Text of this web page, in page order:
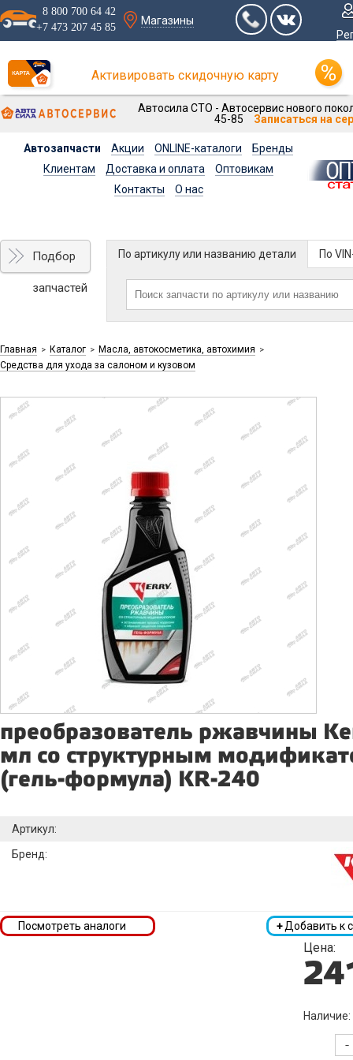
8 800 700 64 42
+7 473 207 45 85
Магазины
Активировать скидочную карту
Автосила СТО - Автосервис нового
45-85
Записаться на
Автозапчасти Акции ONLINE-каталоги
Бренды
Клиентам
Доставка и оплата
Оптовикам
Контакты
О нас
Подбор
запчастей
По артикулу или названию детали По
Главная > Каталог > Масла, автокосметика, автохимия >
Средства для ухода за салоном и кузовом
преобразователь ржавчины
мл со структурным
(гель-формула) KR-240
Артикул:
Бренд:
+Добавить к
Посмотреть аналоги
Цена:
Наличие:
-